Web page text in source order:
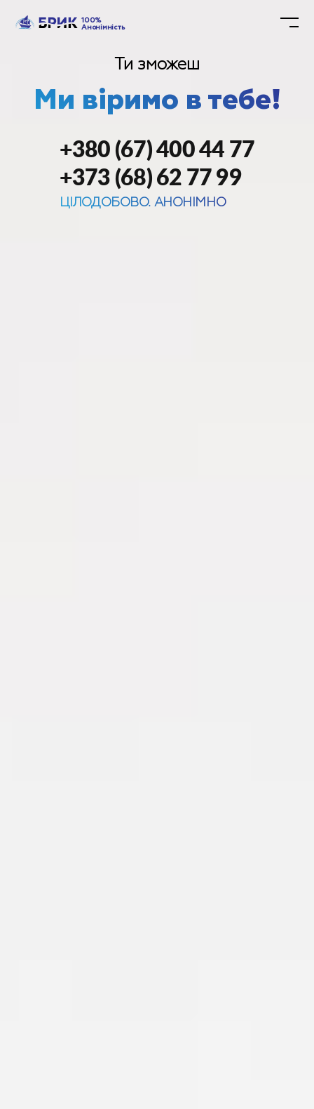
100%
Анонімність
+380 (67) 400 44 77
+373 (68) 62 77 99
ЦІЛОДОБОВО. АНОНІМНО
Ти зможеш
Ми віримо в тебе!